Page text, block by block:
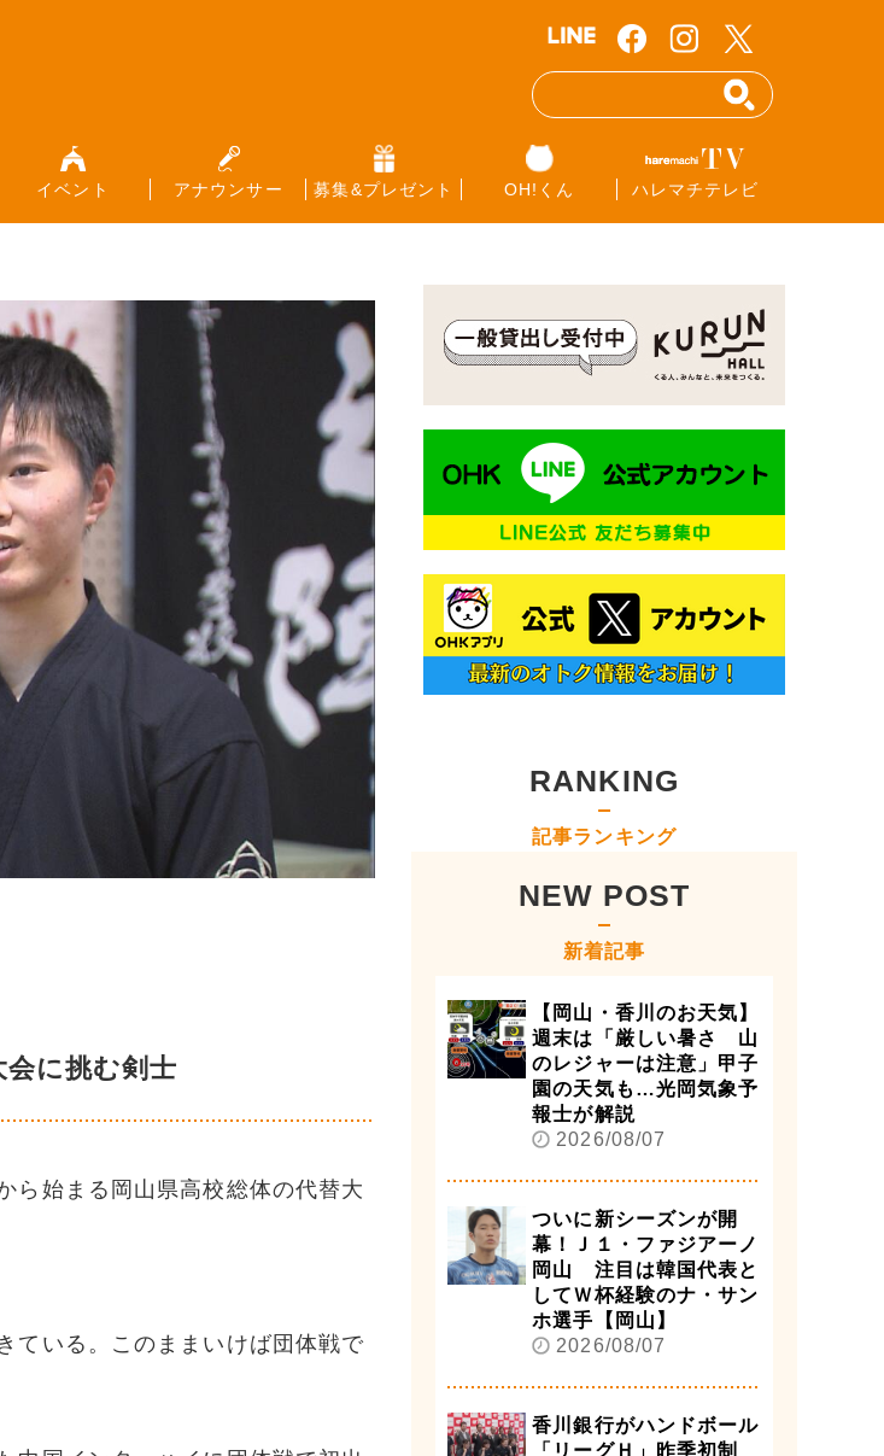
イベント アナウンサー 募集&プレゼント OH!くん ハレマチテレビ
に挑む剣士
ら始まる岡山県高校総体の代替大
ている。このままいけば団体戦で
RANKING
記事ランキング
NEW POST
新着記事
【岡山・香川のお天気】
週末は「厳しい暑さ 山
のレジャーは注意」甲子
園の天気も…光岡気象予
報士が解説
2026/08/07
ついに新シーズンが開
幕！Ｊ１・ファジアーノ
岡山 注目は韓国代表と
してＷ杯経験のナ・サン
ホ選手【岡山】
2026/08/07
香川銀行がハンドボール
「リーグＨ」昨季初制